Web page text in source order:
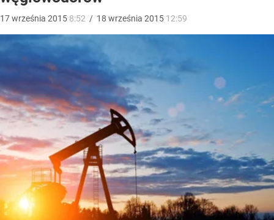
17września 2015 8:52 / 18 września 2015 12:59